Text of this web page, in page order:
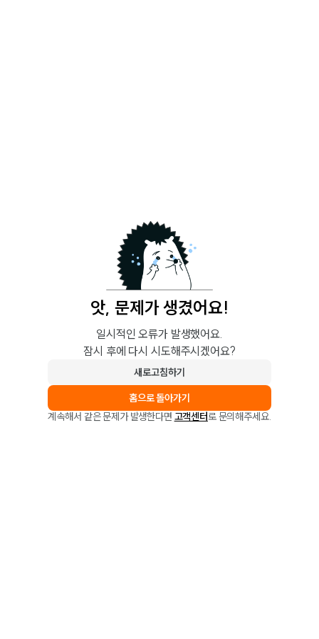
앗, 문제가 생겼어요!
일시적인 오류가 발생했어요.
잠시 후에 다시 시도해주시겠어요?
새로고침하기
홈으로 돌아가기
계속해서 같은 문제가 발생한다면 고객센터로 문의해주세요.